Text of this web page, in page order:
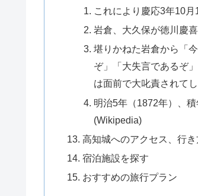
これにより慶応3年10
岩倉、大久保が徳川慶
堪りかねた岩倉から「
ぞ」「大失言であるぞ
は面前で大叱責されて
明治5年（1872年）、
(Wikipedia)
高知城へのアクセス、行
宿泊施設を探す
おすすめの旅行プラン